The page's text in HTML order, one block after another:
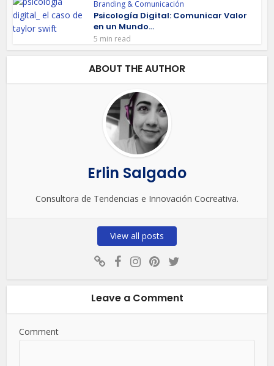
Branding & Comunicación
Psicología Digital: Comunicar Valor
en un Mundo...
5 min read
ABOUT THE AUTHOR
Erlin Salgado
Consultora de Tendencias e Innovación Cocreativa.
View all posts
Leave a Comment
Comment